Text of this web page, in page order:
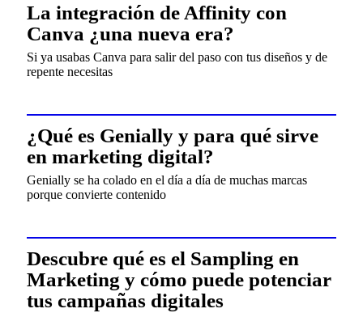
La integración de Affinity con
Canva ¿una nueva era?
Si ya usabas Canva para salir del paso con tus diseños y de
repente necesitas
¿Qué es Genially y para qué sirve
en marketing digital?
Genially se ha colado en el día a día de muchas marcas
porque convierte contenido
Descubre qué es el Sampling en
Marketing y cómo puede potenciar
tus campañas digitales